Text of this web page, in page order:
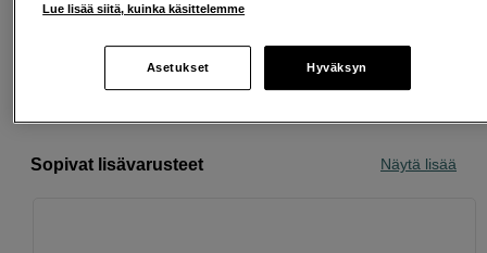
Osta nyt ja maksa myöhemmin
Henkilökohtaista palvelua
Sopivat lisävarusteet Näytä lisää
Lue lisää siitä, kuinka käsittelemme
Asetukset Hyväksyn